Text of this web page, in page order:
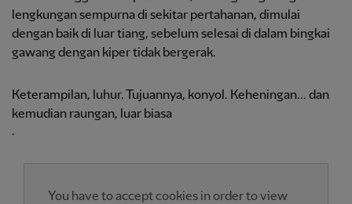
lengkungan sempurna di sekitar pertahanan, dimulai
dengan baik di luar tiang, sebelum selesai di dalam bingkai
gawang dengan kiper tidak bergerak.
Keterampilan, luhur. Tujuannya, konyol. Keheningan... dan
kemudian raungan, luar biasa
.
You have to accept cookies in order to view